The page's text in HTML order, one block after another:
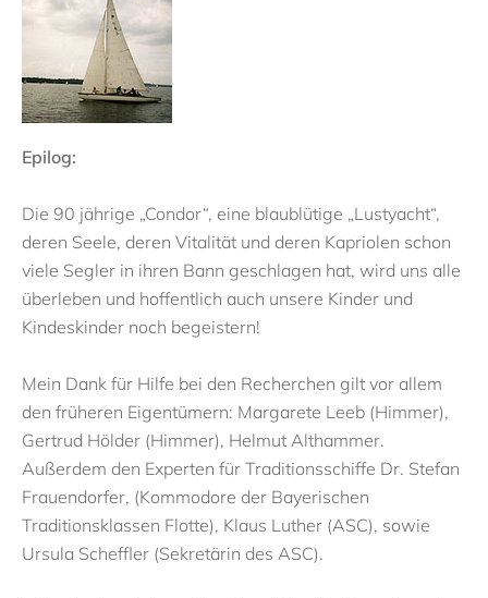
Epilog:
Die 90 jährige „Condor“, eine blaublütige „Lustyacht“,
deren Seele, deren Vitalität und deren Kapriolen schon
viele Segler in ihren Bann geschlagen hat, wird uns alle
überleben und hoffentlich auch unsere Kinder und
Kindeskinder noch begeistern!
Mein Dank für Hilfe bei den Recherchen gilt vor allem
den früheren Eigentümern: Margarete Leeb (Himmer),
Gertrud Hölder (Himmer), Helmut Althammer.
Außerdem den Experten für Traditionsschiffe Dr. Stefan
Frauendorfer, (Kommodore der Bayerischen
Traditionsklassen Flotte), Klaus Luther (ASC), sowie
Ursula Scheffler (Sekretärin des ASC).